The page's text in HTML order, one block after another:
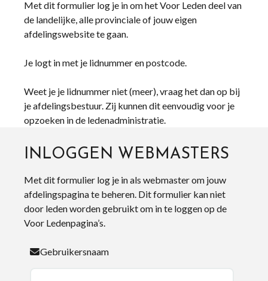
Met dit formulier log je in om het Voor Leden deel van
de landelijke, alle provinciale of jouw eigen
afdelingswebsite te gaan.
Je logt in met je lidnummer en postcode.
Weet je je lidnummer niet (meer), vraag het dan op bij
je afdelingsbestuur. Zij kunnen dit eenvoudig voor je
opzoeken in de ledenadministratie.
INLOGGEN WEBMASTERS
Met dit formulier log je in als webmaster om jouw
afdelingspagina te beheren. Dit formulier kan niet
door leden worden gebruikt om in te loggen op de
Voor Ledenpagina’s.
Gebruikersnaam